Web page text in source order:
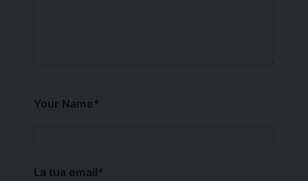
Your Name*
La tua email*